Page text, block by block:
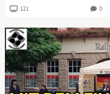
121 0